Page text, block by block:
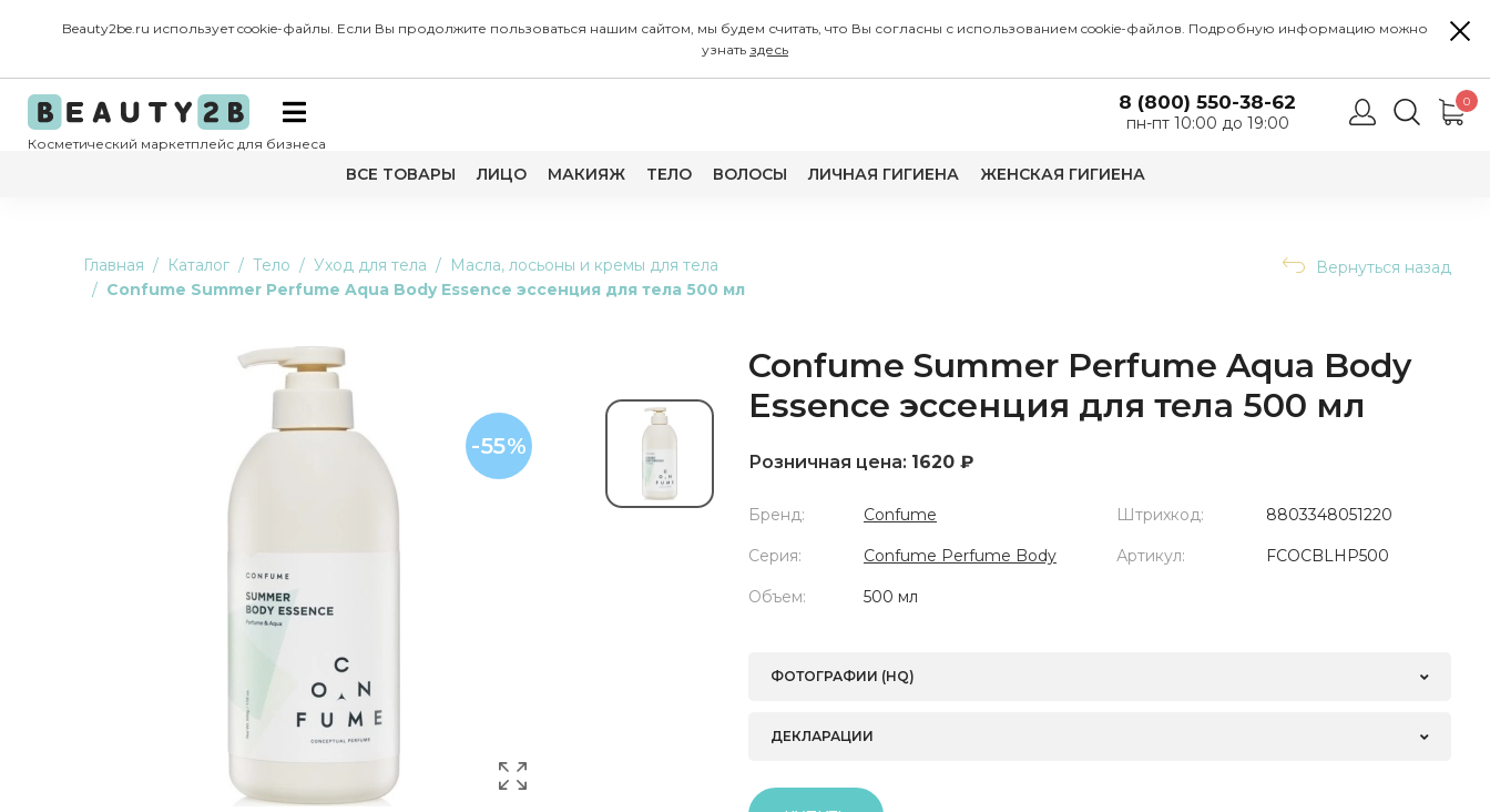
Beauty2be.ru использует cookie-файлы. Если Вы продолжите пользоваться нашим сайтом, мы будем считать, что Вы согласны с использованием cookie-файлов. Подробную информацию можно
узнать здесь
Косметический маркетплейс для бизнеса
8 (800) 550-38-62
пн-пт 10:00 до 19:00
0
ВСЕ ТОВАРЫ ЛИЦО МАКИЯЖ ТЕЛО ВОЛОСЫ ЛИЧНАЯ ГИГИЕНА ЖЕНСКАЯ ГИГИЕНА
Главная Каталог Тело Уход для тела
Масла, лосьоны и кремы для тела
Confume Summer Perfume Aqua Body Essence эссенция для тела 500 мл
Вернуться назад
-55%
Confume Summer Perfume Aqua Body
Essence эссенция для тела 500 мл
Розничная цена: 1620 ₽
Бренд: Confume Штрихкод: 8803348051220
Серия: Confume Perfume Body Артикул: FCOCBLHP500
Объем: 500 мл
ФОТОГРАФИИ (HQ)
ДЕКЛАРАЦИИ